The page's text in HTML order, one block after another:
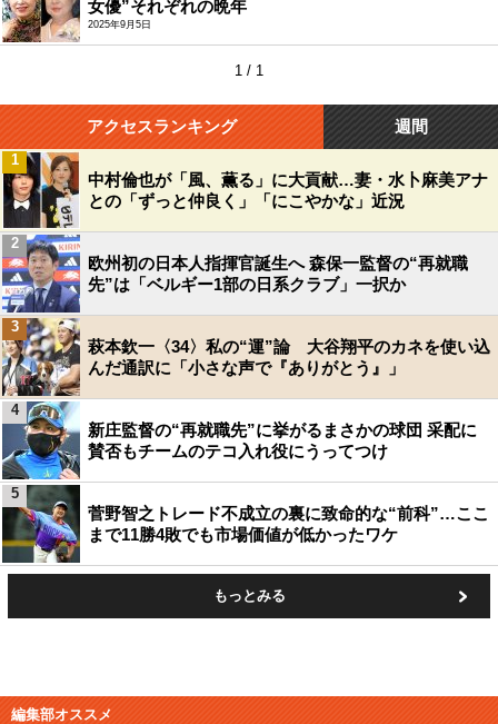
女優”それぞれの晩年
2025年9月5日
1 / 1
アクセスランキング 週間
中村倫也が「風、薫る」に大貢献…妻・水卜麻美アナ
との「ずっと仲良く」「にこやかな」近況
1
欧州初の日本人指揮官誕生へ 森保一監督の“再就職
先”は「ベルギー1部の日系クラブ」一択か
2
萩本欽一〈34〉私の“運”論 大谷翔平のカネを使い込
んだ通訳に「小さな声で『ありがとう』」
3
新庄監督の“再就職先”に挙がるまさかの球団 采配に
賛否もチームのテコ入れ役にうってつけ
4
菅野智之トレード不成立の裏に致命的な“前科”…ここ
まで11勝4敗でも市場価値が低かったワケ
5
もっとみる
編集部オススメ